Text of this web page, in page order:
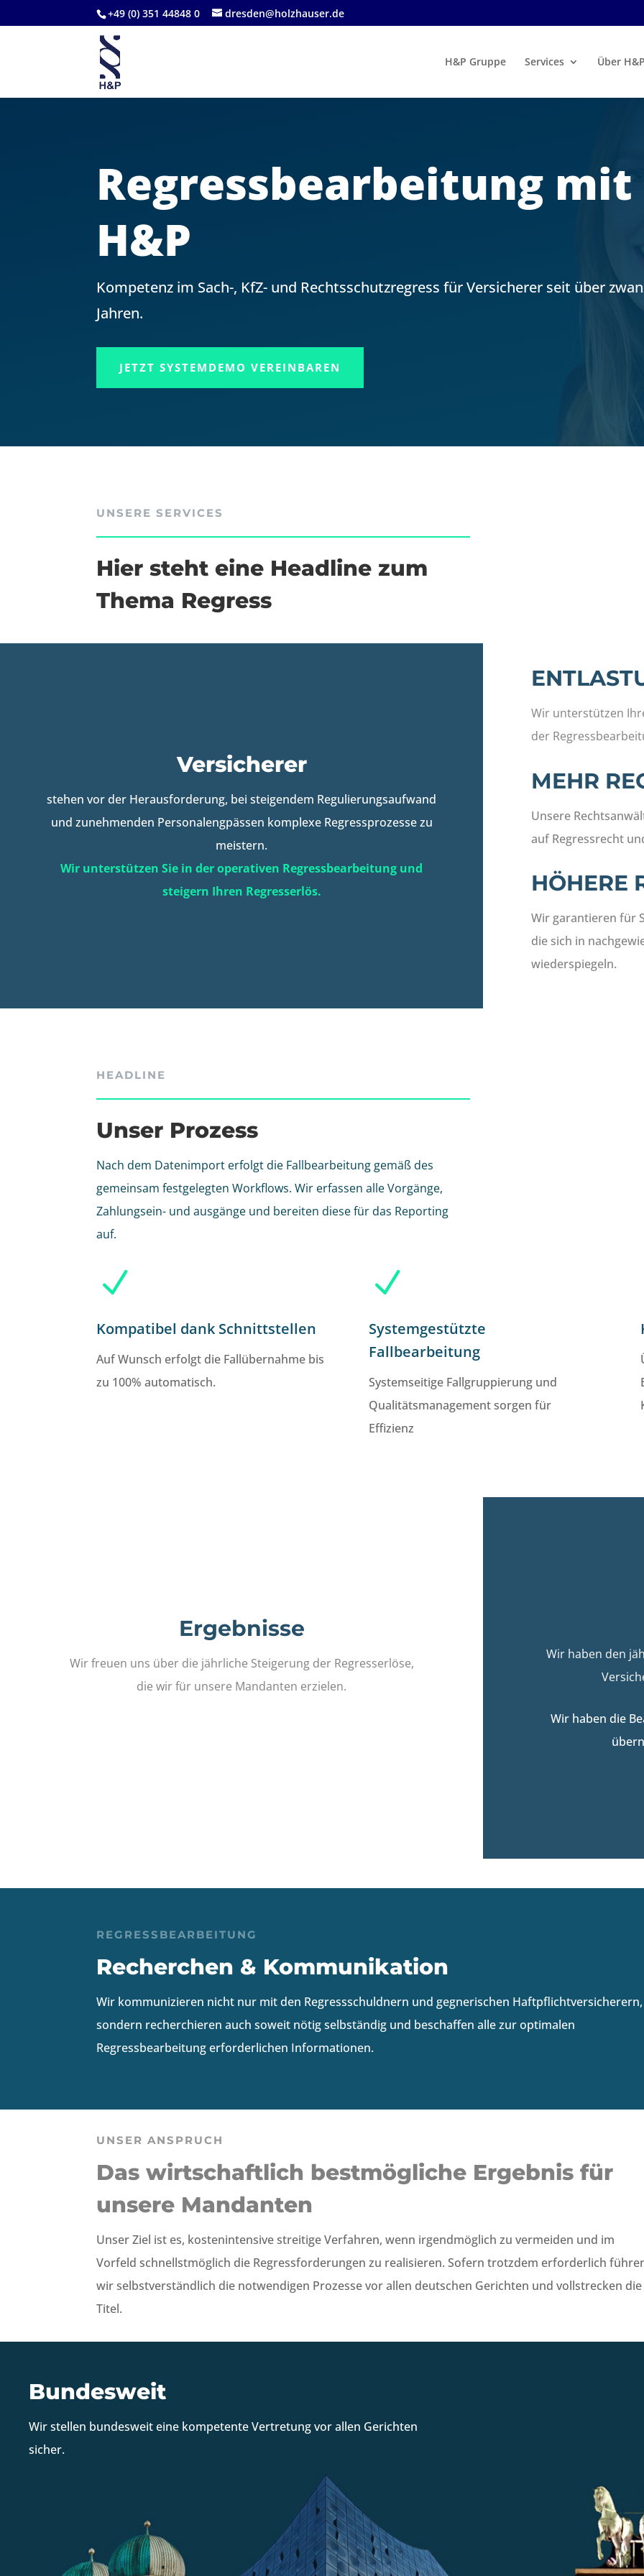
+49 (0) 351 44848 0 dresden@holzhauser.de
H&P Gruppe Services Über
Regressbearbeitung mit
H&P
Kompetenz im Sach-, KfZ- und Rechtsschutzregress für Versicherer seit über
Jahren.
JETZT SYSTEMDEMO VEREINBAREN
UNSERE SERVICES
Hier steht eine Headline zum
Thema Regress
Versicherer
stehen vor der Herausforderung, bei steigendem Regulierungsaufwand
und zunehmenden Personalengpässen komplexe Regressprozesse zu
meistern.
Wir unterstützen Sie in der operativen Regressbearbeitung und
steigern Ihren Regresserlös.
Wir unterstützen
der
MEHR
Unsere
auf Regressrecht
HÖHERE
Wir garantieren für
die sich in
wiederspiegeln.
HEADLINE
Unser Prozess
Nach dem Datenimport erfolgt die Fallbearbeitung gemäß des
gemeinsam festgelegten Workflows. Wir erfassen alle Vorgänge,
Zahlungsein- und ausgänge und bereiten diese für das Reporting
auf.
N
Kompatibel dank Schnittstellen
Auf Wunsch erfolgt die Fallübernahme bis
zu 100% automatisch.
N
Systemgestützte
Fallbearbeitung
Systemseitige Fallgruppierung und
Qualitätsmanagement sorgen für
Effizienz
Ergebnisse
Wir freuen uns über die jährliche Steigerung der Regresserlöse,
die wir für unsere Mandanten erzielen.
Wir haben den
Wir haben die
REGRESSBEARBEITUNG
Recherchen & Kommunikation
Wir kommunizieren nicht nur mit den Regressschuldnern und gegnerischen Haftpflichtversicherern,
sondern recherchieren auch soweit nötig selbständig und beschaffen alle zur optimalen
Regressbearbeitung erforderlichen Informationen.
UNSER ANSPRUCH
Das wirtschaftlich bestmögliche Ergebnis für
unsere Mandanten
Unser Ziel ist es, kostenintensive streitige Verfahren, wenn irgendmöglich zu vermeiden und im
Vorfeld schnellstmöglich die Regressforderungen zu realisieren. Sofern trotzdem erforderlich
wir selbstverständlich die notwendigen Prozesse vor allen deutschen Gerichten und vollstrecken die
Titel.
Bundesweit
Wir stellen bundesweit eine kompetente Vertretung vor allen Gerichten
sicher.